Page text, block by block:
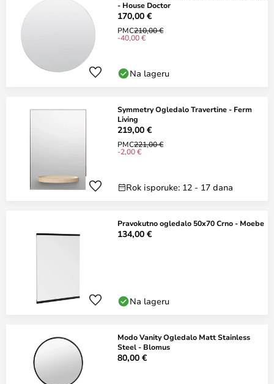
- House Doctor
170,00 €
PMC210,00 €
-40,00 €
Na lageru
Symmetry Ogledalo Travertine - Ferm
Living
219,00 €
PMC221,00 €
-2,00 €
Rok isporuke: 12 - 17 dana
Pravokutno ogledalo 50x70 Crno - Moebe
134,00 €
Na lageru
Modo Vanity Ogledalo Matt Stainless
Steel - Blomus
80,00 €